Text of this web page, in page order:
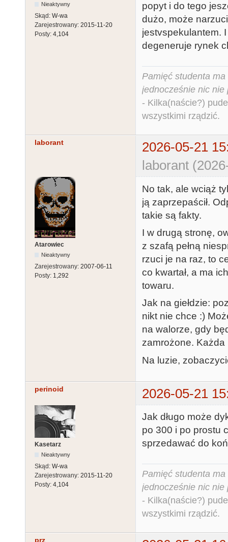
Nieaktywny
Skąd: W-wa
Zarejestrowany: 2015-11-20
Posty: 4,104
popyt i do tego
dużo, może
jestvspekulantem.
degeneruje rynek
Pamięć studenta
jednocześnie nic nie
- Kilka(naście?)
wszystkimi rządzić.
laborant
2026-05-21
laborant
Atarowiec
Nieaktywny
Zarejestrowany: 2007-06-11
Posty: 1,292
No tak, ale wciąż
ją zaprzepaścił.
takie są fakty.
I w drugą stronę,
z szafą pełną
rzuci je na raz, to
co kwartał, a ma
towaru.
Jak na giełdzie:
nikt nie chce :)
na walorze, gdy
zamrożone. Każda
Na luzie,
perinoid 2026-05-21
Kasetarz
Nieaktywny
Skąd: W-wa
Zarejestrowany: 2015-11-20
Posty: 4,104
Jak długo może
po 300 i po prostu
sprzedawać do
Pamięć studenta
jednocześnie nic nie
- Kilka(naście?)
wszystkimi rządzić.
prz